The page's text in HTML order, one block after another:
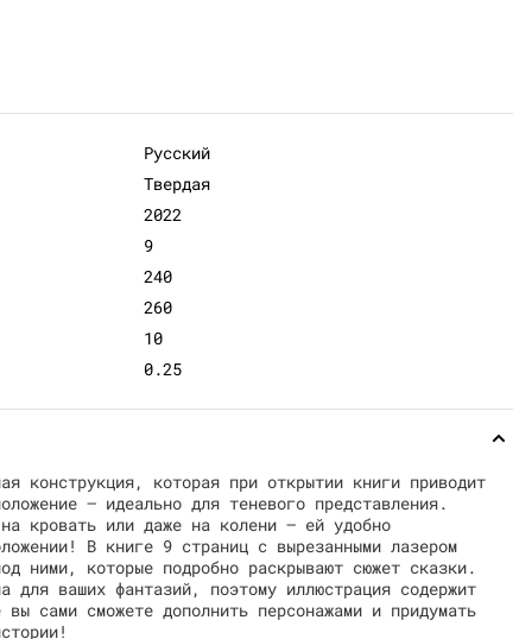
Русский
Твердая
2022
9
240
260
10
0.25
конструкция, которая при открытии книги приводит
— идеально для теневого представления.
кровать или даже на колени — ей удобно
В книге 9 страниц с вырезанными лазером
ними, которые подробно раскрывают сюжет сказки.
для ваших фантазий, поэтому иллюстрация содержит
сами сможете дополнить персонажами и придумать